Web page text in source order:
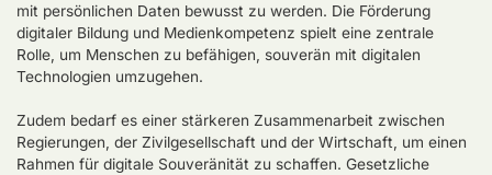
mit persönlichen Daten bewusst zu werden. Die Förderung
digitaler Bildung und Medienkompetenz spielt eine zentrale
Rolle, um Menschen zu befähigen, souverän mit digitalen
Technologien umzugehen.
Zudem bedarf es einer stärkeren Zusammenarbeit zwischen
Regierungen, der Zivilgesellschaft und der Wirtschaft, um einen
Rahmen für digitale Souveränität zu schaffen. Gesetzliche